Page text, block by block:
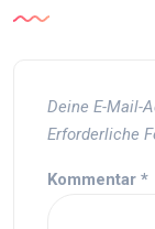
Deine E-Mail-
Erforderliche
Kommentar *